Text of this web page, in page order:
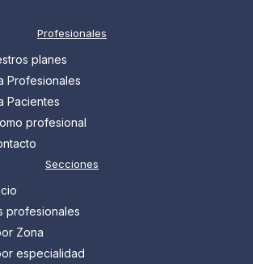
Profesionales
planes
Profesionales
Pacientes
profesional
Secciones
profesionales
Zona
especialidad